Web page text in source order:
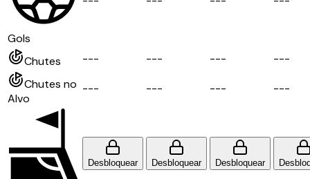
Gols
Chutes --- --- --- ---
Chutes no
Alvo
--- --- --- ---
Desbloquear Desbloquear Desbloquear